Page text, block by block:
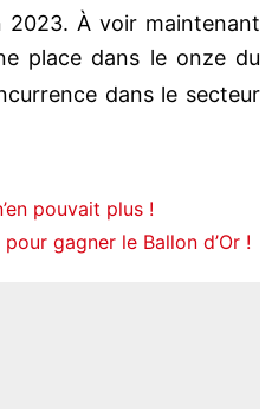
2023. À voir maintenant
place dans le onze du
dans le secteur
pouvait plus !
gagner le Ballon d’Or !